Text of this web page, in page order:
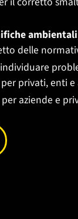
ambientali
delle
privati, enti e
aziende e